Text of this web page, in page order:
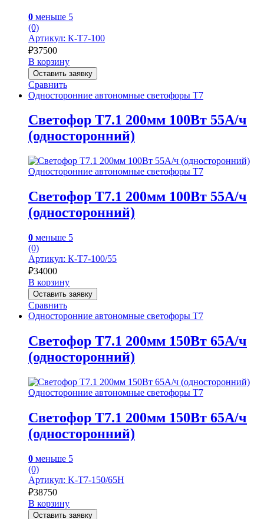
0 меньше 5
(0)
Артикул: К-Т7-100
₽37500
В корзину
Оставить заявку
Сравнить
Односторонние автономные светофоры Т7
Светофор Т7.1 200мм 100Вт 55А/ч
(односторонний)
Односторонние автономные светофоры Т7
Светофор Т7.1 200мм 100Вт 55А/ч
(односторонний)
0 меньше 5
(0)
Артикул: К-Т7-100/55
₽34000
В корзину
Оставить заявку
Сравнить
Односторонние автономные светофоры Т7
Светофор Т7.1 200мм 150Вт 65А/ч
(односторонний)
Односторонние автономные светофоры Т7
Светофор Т7.1 200мм 150Вт 65А/ч
(односторонний)
0 меньше 5
(0)
Артикул: K-Т7-150/65Н
₽38750
В корзину
Оставить заявку